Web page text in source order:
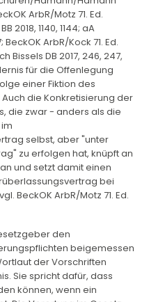
ArbR/Motz 71. Ed.
2018, 1140, 1144; aA
ArbR/Kock 71. Ed.
Bissels DB 2017, 246, 247,
für die Offenlegung
einer Fiktion des
die Konkretisierung der
die zwar - anders als die
selbst, aber "unter
zu erfolgen hat, knüpft an
und setzt damit einen
bei
BeckOK ArbR/Motz 71. Ed.
den
beigemessen
der Vorschriften
Sie spricht dafür, dass
können, wenn ein